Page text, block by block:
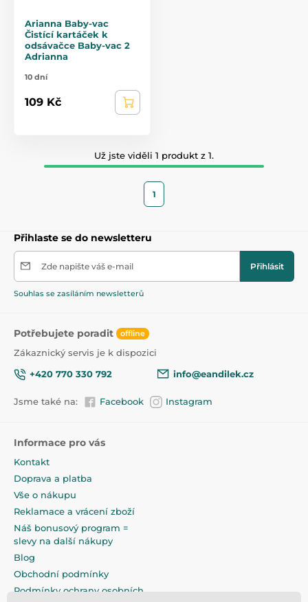
Arianna Baby-vac
Čistící kartáček k
odsávačce Baby-vac 2
Adrianna
10 dní
109 Kč
Už jste viděli 1 produkt z 1.
1
Přihlaste se do newsletteru
Zde napište váš e-mail Přihlásit
Souhlas se zasíláním newsletterů
Potřebujete poradit offline
Zákaznický servis je k dispozici
+420 770 330 792
info@eandilek.cz
Jsme také na: Facebook Instagram
Informace pro vás
Kontakt
Doprava a platba
Vše o nákupu
Reklamace a vrácení zboží
Náš bonusový program =
slevy na další nákupy
Blog
Obchodní podmínky
Podmínky ochrany osobních